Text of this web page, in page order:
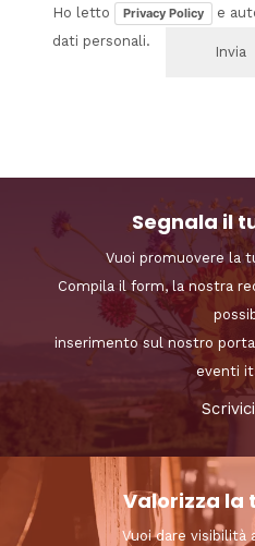
Ho letto Privacy Policy
e
dati personali.
Segnala il
Vuoi promuovere la
Compila il form, la nostra
inserimento sul nostro
eventi
Scrivici
Valorizza
Vuoi dare visibilità